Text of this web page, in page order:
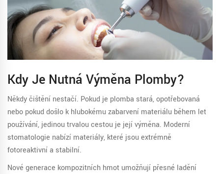
Kdy Je Nutná Výměna Plomby?
Někdy čištění nestačí. Pokud je plomba stará, opotřebovaná
nebo pokud došlo k hlubokému zabarvení materiálu během let
používání, jedinou trvalou cestou je její výměna. Moderní
stomatologie nabízí materiály, které jsou extrémně
fotoreaktivní a stabilní.
Nové generace kompozitních hmot umožňují přesné ladění